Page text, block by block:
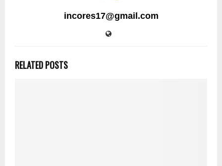
incores17@gmail.com
RELATED POSTS